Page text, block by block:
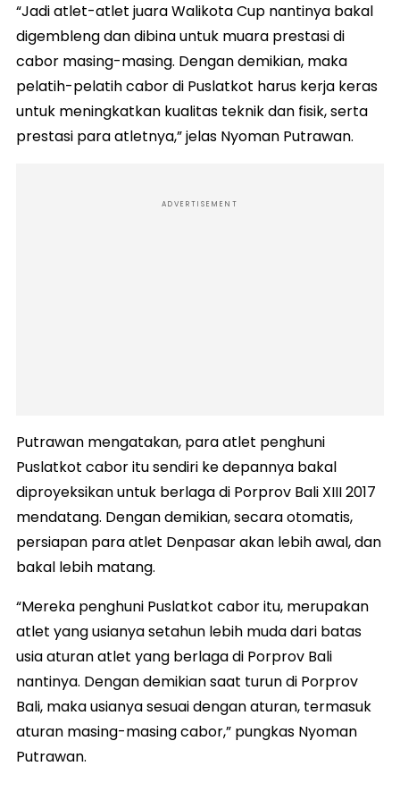
“Jadi atlet-atlet juara Walikota Cup nantinya bakal
digembleng dan dibina untuk muara prestasi di
cabor masing-masing. Dengan demikian, maka
pelatih-pelatih cabor di Puslatkot harus kerja keras
untuk meningkatkan kualitas teknik dan fisik, serta
prestasi para atletnya,” jelas Nyoman Putrawan.
ADVERTISEMENT
Putrawan mengatakan, para atlet penghuni
Puslatkot cabor itu sendiri ke depannya bakal
diproyeksikan untuk berlaga di Porprov Bali XIII 2017
mendatang. Dengan demikian, secara otomatis,
persiapan para atlet Denpasar akan lebih awal, dan
bakal lebih matang.
“Mereka penghuni Puslatkot cabor itu, merupakan
atlet yang usianya setahun lebih muda dari batas
usia aturan atlet yang berlaga di Porprov Bali
nantinya. Dengan demikian saat turun di Porprov
Bali, maka usianya sesuai dengan aturan, termasuk
aturan masing-masing cabor,” pungkas Nyoman
Putrawan.